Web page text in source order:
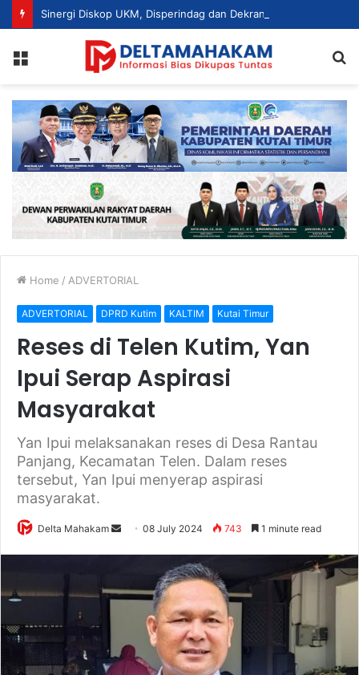
Home / ADVERTORIAL
ADVERTORIAL DPRD Kutim KALTIM Kutai Timur
Reses di Telen Kutim, Yan
Ipui Serap Aspirasi
Masyarakat
Yan Ipui melaksanakan reses di Desa Rantau
Panjang, Kecamatan Telen. Dalam reses
tersebut, Yan Ipui menyerap aspirasi
masyarakat.
Delta Mahakam
e
m
08 July 2024 743 1 minute read